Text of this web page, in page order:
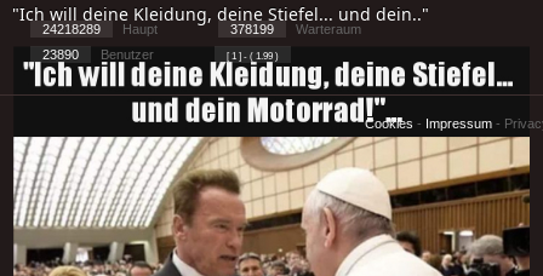
"Ich will deine Kleidung, deine Stiefel... und dein.."
24218289 Haupt 378199
Warteraum
23890
Benutzer [ 1 ] - ( 1.99 )
Cookies - Impressum -